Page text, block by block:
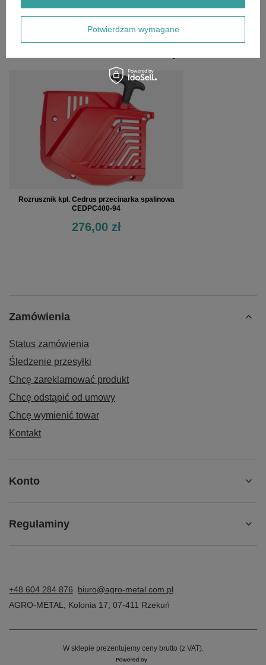
Rozrusznik kpl. Cedrus przecinarka spalinowa
CEDPC400-94
276,00 zł
Zamówienia
Status zamówienia
Śledzenie przesyłki
Chcę zareklamować produkt
Chcę odstąpić od umowy
Chcę wymienić towar
Kontakt
Konto
Regulaminy
+48 604 284 876
biuro@agro-metal.com.pl
AGRO-METAL
Kolonia 17 07-411 Rzekuń
W sklepie prezentujemy ceny brutto (z VAT).
Potwierdzam wymagane